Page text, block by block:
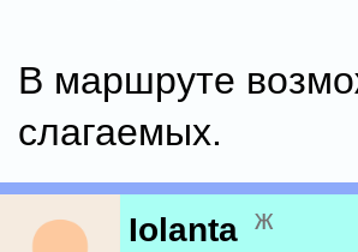
В маршруте
слагаемых.
Iolanta ж